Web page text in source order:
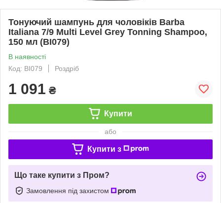
Тонуючий шампунь для чоловіків Barba
Italiana 7/9 Multi Level Grey Tonning Shampoo,
150 мл (BI079)
В наявності
Код: BI079
Роздріб
1 091 ₴
Купити
або
Купити з
Що таке купити з Пром?
Замовлення під захистом